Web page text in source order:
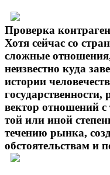
Проверка
Хотя сейчас со
сложные
неизвестно куда
истории
вектор отношений
той или иной
течению рынка,
обстоятельствам и